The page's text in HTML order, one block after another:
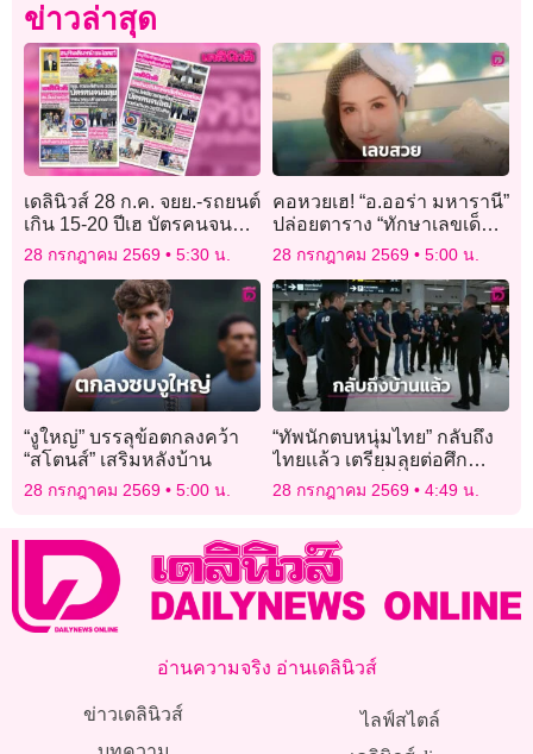
ข่าวล่าสุด
เดลินิวส์ 28 ก.ค. จยย.-รถยนต์
เกิน 15-20 ปีเฮ บัตรคนจนฉลุ
ย ‘ครม.’เคาะปรับเกณฑ์ใหม่
28 กรกฎาคม 2569 5:30 น.
คอหวยเฮ! “อ.ออร่า มหารานี”
ปล่อยตาราง “ทักษาเลขเด็ด
งวด 1 ส.ค. 69 “ทักษาโหร
ราณี” ห้ามพลาด!
28 กรกฎาคม 2569 5:00 น.
“งูใหญ่” บรรลุข้อตกลงคว้า
“สโตนส์” เสริมหลังบ้าน
28 กรกฎาคม 2569 5:00 น.
“ทัพนักตบหนุ่มไทย” กลับถึง
ไทยเเล้ว เตรียมลุยต่อศึก
เอเชีย 2026 ที่ญี่ปุ่น
28 กรกฎาคม 2569 4:49 น.
อ่านความจริง อ่านเดลินิวส์
ข่าวเดลินิวส์
ไลฟ์สไตล์